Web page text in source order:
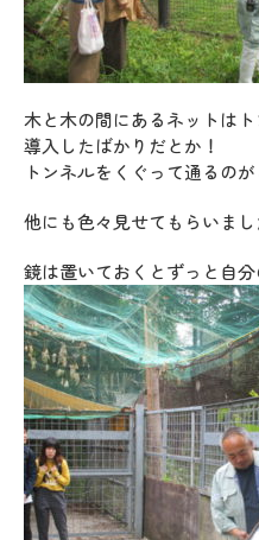
木と木の間にあるネットは
導入したばかりだとか！
トンネルをくぐって通るの
他にも色々見せてもらいまし
鏡は置いておくとずっと自分